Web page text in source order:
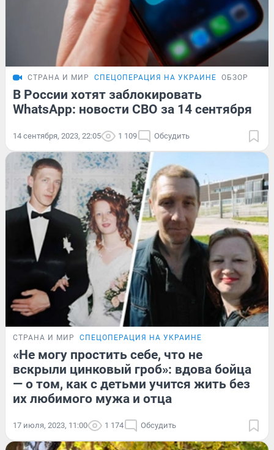
СТРАНА И МИР СПЕЦОПЕРАЦИЯ НА УКРАИНЕ ОБЗОР
В России хотят заблокировать
WhatsApp: новости СВО за 14 сентября
14 сентября, 2023, 22:05 1 109 Обсудить
СТРАНА И МИР СПЕЦОПЕРАЦИЯ НА УКРАИНЕ
«Не могу простить себе, что не
вскрыли цинковый гроб»: вдова бойца
— о том, как с детьми учится жить без
их любимого мужа и отца
17 июля, 2023, 11:00 1 174 Обсудить